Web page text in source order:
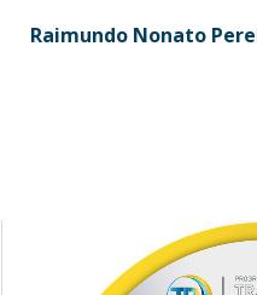
Raimundo Nonato